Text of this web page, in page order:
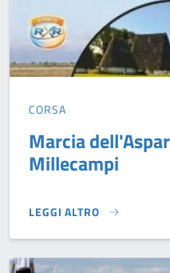
CORSA
Marcia
Millecampi
LEGGI ALTRO
MARCIA DELL'ASPARAGO